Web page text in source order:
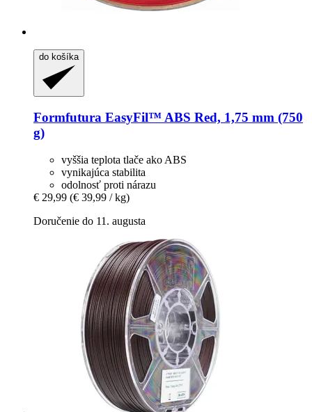
do košíka
Formfutura EasyFil™ ABS Red, 1,75 mm (750
g)
vyššia teplota tlače ako ABS
vynikajúca stabilita
odolnosť proti nárazu
€ 29,99 (€ 39,99 / kg)
Doručenie do 11. augusta